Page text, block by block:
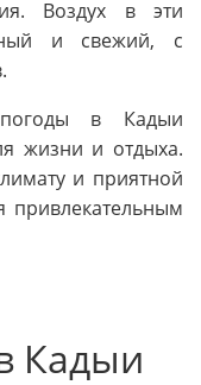
Воздух в эти
и свежий, с
погоды в Кадыи
жизни и отдыха.
и приятной
привлекательным
Кадыи